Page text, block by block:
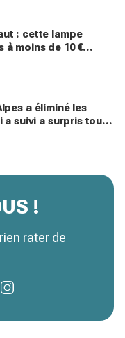
: cette lampe
à moins de 10 €
cher ailleurs affole
a éliminé les
a suivi a surpris tout
la France
!
rater de